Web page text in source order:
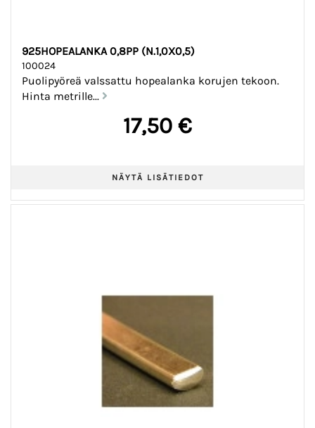
925HOPEALANKA 0,8PP (N.1,0X0,5)
100024
Puolipyöreä valssattu hopealanka korujen tekoon.
Hinta metrille...
17,50 €